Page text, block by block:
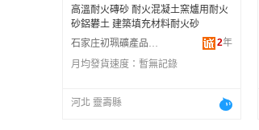
高溫耐火磚砂 耐火混凝土窯爐用耐火
砂鋁礬土 建築填充材料耐火砂
石家庄初珮礦產品有限公司
2年
月均發貨速度： 暫無記錄
河北 靈壽縣